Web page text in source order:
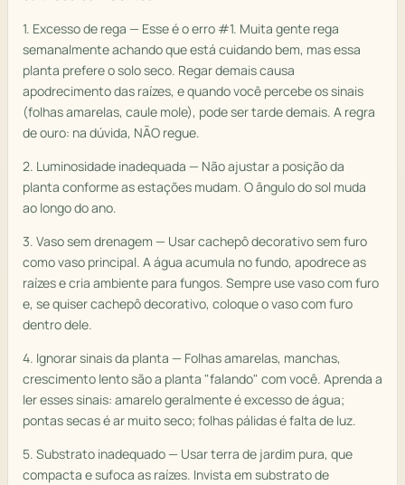
1. Excesso de rega — Esse é o erro #1. Muita gente rega
semanalmente achando que está cuidando bem, mas essa
planta prefere o solo seco. Regar demais causa
apodrecimento das raízes, e quando você percebe os sinais
(folhas amarelas, caule mole), pode ser tarde demais. A regra
de ouro: na dúvida, NÃO regue.
2. Luminosidade inadequada — Não ajustar a posição da
planta conforme as estações mudam. O ângulo do sol muda
ao longo do ano.
3. Vaso sem drenagem — Usar cachepô decorativo sem furo
como vaso principal. A água acumula no fundo, apodrece as
raízes e cria ambiente para fungos. Sempre use vaso com furo
e, se quiser cachepô decorativo, coloque o vaso com furo
dentro dele.
4. Ignorar sinais da planta — Folhas amarelas, manchas,
crescimento lento são a planta "falando" com você. Aprenda a
ler esses sinais: amarelo geralmente é excesso de água;
pontas secas é ar muito seco; folhas pálidas é falta de luz.
5. Substrato inadequado — Usar terra de jardim pura, que
compacta e sufoca as raízes. Invista em substrato de